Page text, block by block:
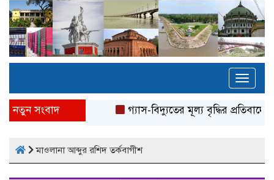
নতুন সংবাদ গ্যাস-বিদ্যুতের মূল্য বৃদ্ধির প্রতিবাদে
মাওলানা আব্দুর রশিদ তর্কবাগীশ